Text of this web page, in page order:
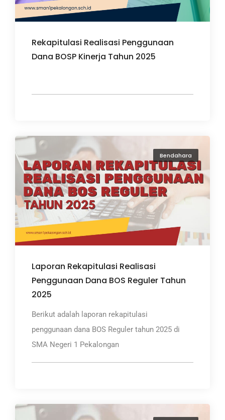
Rekapitulasi Realisasi Penggunaan
Dana BOSP Kinerja Tahun 2025
Bendahara
Laporan Rekapitulasi Realisasi
Penggunaan Dana BOS Reguler Tahun
2025
Berikut adalah laporan rekapitulasi
penggunaan dana BOS Reguler tahun 2025 di
SMA Negeri 1 Pekalongan